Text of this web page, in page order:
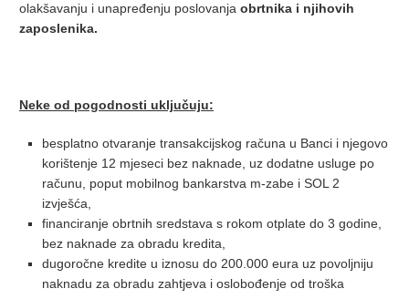
olakšavanju i unapređenju poslovanja obrtnika i njihovih
zaposlenika.
Neke od pogodnosti uključuju:
besplatno otvaranje transakcijskog računa u Banci i njegovo
korištenje 12 mjeseci bez naknade, uz dodatne usluge po
računu, poput mobilnog bankarstva m-zabe i SOL 2
izvješća,
financiranje obrtnih sredstava s rokom otplate do 3 godine,
bez naknade za obradu kredita,
dugoročne kredite u iznosu do 200.000 eura uz povoljniju
naknadu za obradu zahtjeva i oslobođenje od troška